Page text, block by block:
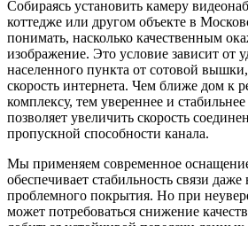
Собираясь установить камеру
коттедже или другом объекте в
понимать, насколько качественным
изображение. Это условие зависит от
населенного пункта от сотовой
скорость интернета. Чем ближе дом к
комплексу, тем увереннее и
позволяет увеличить скорость
пропускной способности канала.
Мы применяем современное
обеспечивает стабильность связи даже
проблемного покрытия. Но при
может потребоваться снижение